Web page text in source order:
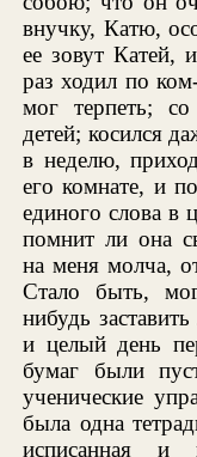
внучку, Катю,
ее зовут Катей,
раз ходил по
мог терпеть;
детей; косился
в неделю,
его комнате, и
единого слова в
помнит ли она
на меня молча,
Стало быть,
нибудь
и целый день
бумаг были
ученические
была одна
исписанная и